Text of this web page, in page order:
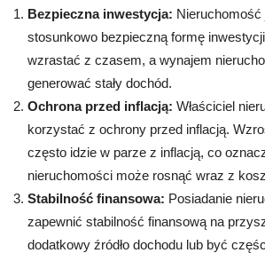
Bezpieczna inwestycja:
stosunkowo bezpieczną formę
wzrastać z czasem, a wynajem
generować stały dochód.
Ochrona przed inflacją: Właściciel
korzystać z ochrony przed inflacją.
często idzie w parze z inflacją, co
nieruchomości może rosnąć wraz z
Stabilność finansowa: Posiadanie
zapewnić stabilność finansową na
dodatkowy źródło dochodu lub być